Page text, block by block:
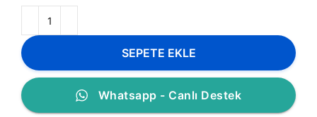
SEPETE EKLE
Whatsapp - Canlı Destek